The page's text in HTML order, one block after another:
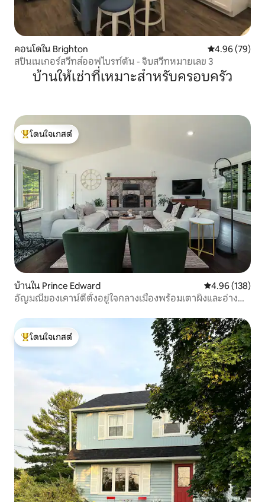
คอนโดใน Brighton คะแนนเฉลี่ย
4.96 (79)
สปินเนเกอร์สวีทส์ออฟไบรท์ตัน - จิบสวีทหมายเลข 3
บ้านให้เช่าที่เหมาะสำหรับครอบครัว
โดนใจเกสต์ที่สุด
โดนใจเกสต์
บ้านใน Prince Edward คะแนนเฉลี่ย
4.96 (138)
อัญมณีของเคาน์ตี้ตั้งอยู่ใจกลางเมืองพร้อมเตาผิงและอ่างน้ำ
โดนใจเกสต์ที่สุด
โดนใจเกสต์